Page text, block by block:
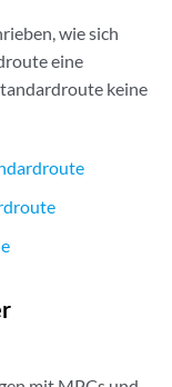
wie sich
eine
keine